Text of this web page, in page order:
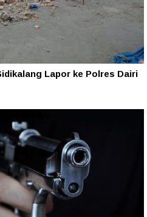
Lapor ke Polres Dairi